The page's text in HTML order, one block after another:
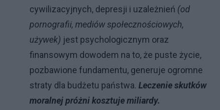
cywilizacyjnych, depresji i uzależnień (od
pornografii, mediów społecznościowych,
używek) jest psychologicznym oraz
finansowym dowodem na to, że puste życie,
pozbawione fundamentu, generuje ogromne
straty dla budżetu państwa. Leczenie skutków
moralnej próżni kosztuje miliardy.